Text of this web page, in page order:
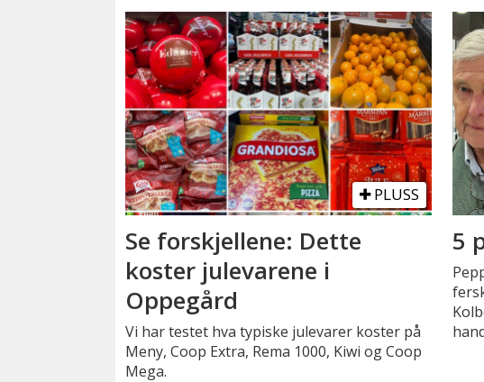
PLUSS
Se forskjellene: Dette
koster julevarene i
Oppegård
Vi har testet hva typiske julevarer koster på
Meny, Coop Extra, Rema 1000, Kiwi og Coop
Mega.
5